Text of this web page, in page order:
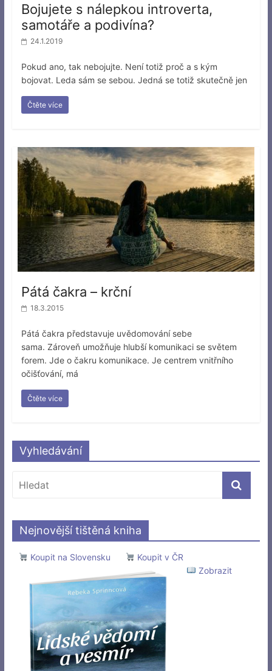
Bojujete s nálepkou introverta,
samotáře a podivína?
24.1.2019
Pokud ano, tak nebojujte. Není totiž proč a s kým
bojovat. Leda sám se sebou. Jedná se totiž skutečně jen
Čtěte více
Pátá čakra – krční
18.3.2015
Pátá čakra představuje uvědomování sebe
sama. Zároveň umožňuje hlubší komunikaci se světem
forem. Jde o čakru komunikace. Je centrem vnitřního
očišťování, má
Čtěte více
Vyhledávání
Nejnovější tištěná kniha
Koupit na Slovensku
Koupit v ČR
Zobrazit